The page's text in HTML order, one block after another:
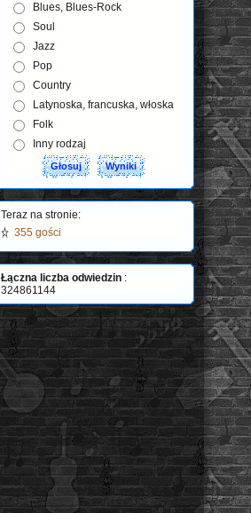
Blues, Blues-Rock
Soul
Jazz
Pop
Country
Latynoska, francuska, włoska
Folk
Inny rodzaj
Teraz na stronie:
355 gości
Łączna liczba odwiedzin :
324861144